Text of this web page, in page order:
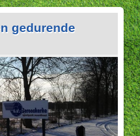
gedurende